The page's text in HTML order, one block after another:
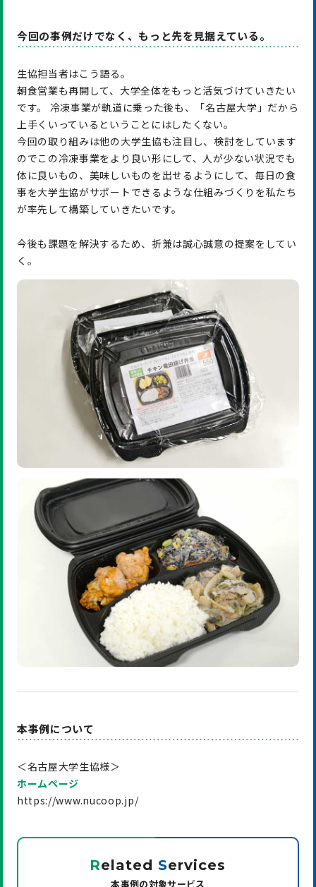
今回の事例だけでなく、もっと先を見据えている。
生協担当者はこう語る。
朝食営業も再開して、大学全体をもっと活気づけていきたい
です。 冷凍事業が軌道に乗った後も、「名古屋大学」だから
上手くいっているということにはしたくない。
今回の取り組みは他の大学生協も注目し、検討をしています
のでこの冷凍事業をより良い形にして、人が少ない状況でも
体に良いもの、美味しいものを出せるようにして、毎日の食
事を大学生協がサポートできるような仕組みづくりを私たち
が率先して構築していきたいです。
今後も課題を解決するため、折兼は誠心誠意の提案をしてい
く。
本事例について
＜名古屋大学生協様＞
ホームページ
https://www.nucoop.jp/
RelatedServices
本事例の対象サービス